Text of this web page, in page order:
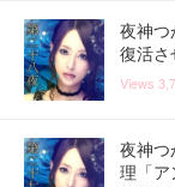
夜神つ
復活さ
Views
夜神つ
理「ア